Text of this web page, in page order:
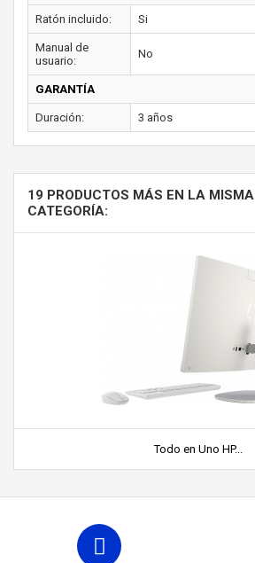
Ratón incluido: Si
Manual de
usuario:
No
GARANTÍA
Duración: 3 años
19 PRODUCTOS MÁS EN LA MISMA
CATEGORÍA:
Todo en Uno HP...